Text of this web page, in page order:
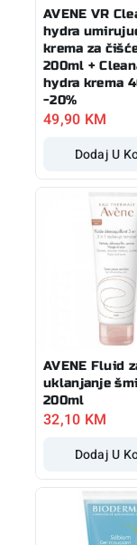
AVENE VR
hydra
krema za
200ml +
hydra krema
-20%
49,90 KM
Dodaj U
AVENE Fluid
uklanjanje
200ml
32,10 KM
Dodaj U